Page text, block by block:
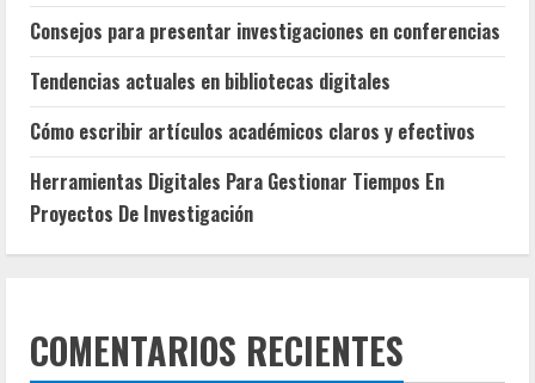
Consejos para presentar investigaciones en conferencias
Tendencias actuales en bibliotecas digitales
Cómo escribir artículos académicos claros y efectivos
Herramientas Digitales Para Gestionar Tiempos En
Proyectos De Investigación
COMENTARIOS RECIENTES